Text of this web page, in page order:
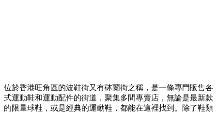
位於香港旺角區的波鞋街又有砵蘭街之稱，是一條專門販售各
式運動鞋和運動配件的街道，聚集多間專賣店，無論是最新款
的限量球鞋，或是經典的運動鞋，都能在這裡找到。除了鞋類